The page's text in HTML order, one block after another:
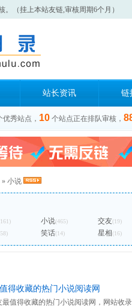
（挂上本站友链,审核周期6个月）
站长资讯 链
优秀站点， 10 个站点正在排队审核，
» 小说
小说(465) 交友(19)
笑话(14) 星相(16)
得收藏的热门小说阅读网
值得收藏的热门小说阅读网，网站收